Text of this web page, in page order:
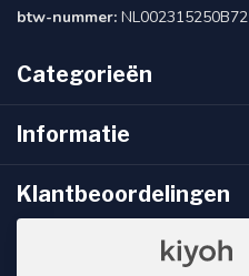
btw-nummer: NL002315250B72
Categorieën
Informatie
Klantbeoordelingen